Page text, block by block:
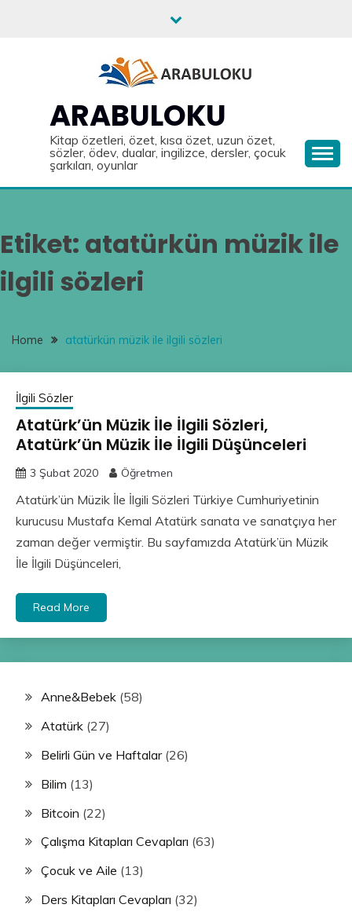
ARABULOKU
Kitap özetleri, özet, kısa özet, uzun özet,
sözler, ödev, dualar, ingilizce, dersler, çocuk
şarkıları, oyunlar
Etiket: atatürkün müzik ile
ilgili sözleri
Home atatürkün müzik ile ilgili sözleri
İlgili Sözler
Atatürk’ün Müzik İle İlgili Sözleri,
Atatürk’ün Müzik İle İlgili Düşünceleri
3 Şubat 2020 Öğretmen
Atatürk’ün Müzik İle İlgili Sözleri Türkiye Cumhuriyetinin
kurucusu Mustafa Kemal Atatürk sanata ve sanatçıya her
zaman değer vermiştir. Bu sayfamızda Atatürk’ün Müzik
İle İlgili Düşünceleri,
Read More
Anne&Bebek (58)
Atatürk (27)
Belirli Gün ve Haftalar(26)
Bilim (13)
Bitcoin (22)
Çalışma Kitapları Cevapları (63)
Çocuk ve Aile (13)
Ders Kitapları Cevapları (32)